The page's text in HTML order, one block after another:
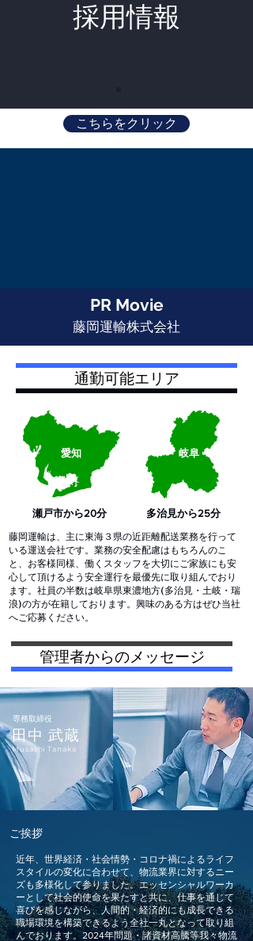
採用情報
こちらをクリック
PR Movie
​藤岡運輸株式会社
​通勤可能エリア
瀬戸市から20分
愛知 岐阜
多治見から25分
藤岡運輸は、主に東海３県の近距離配送業務を行って
いる運送会社です。業務の安全配慮はもちろんのこ
と、お客様同様、働くスタッフを大切にご家族にも安
心して頂けるよう安全運行を最優先に取り組んでおり
ます。社員の半数は岐阜県東濃地方(多治見・土岐・瑞
浪)の方が在籍しております。興味のある方はぜひ当社
へご応募ください。
管理者からのメッセージ
専務取締役
田中 武蔵
​Musashi Tanaka
ご挨拶
近年、世界経済・社会情勢・コロナ禍によるライフ
スタイルの変化に合わせて、物流業界に対するニー
ズも多様化して参りました。エッセンシャルワーカ
ーとして社会的使命を果たすと共に、仕事を通じて
喜びを感じながら、人間的・経済的にも成長できる
職場環境を構築できるよう全社一丸となって取り組
んでおります。2024年問題・諸資材高騰等我々物流